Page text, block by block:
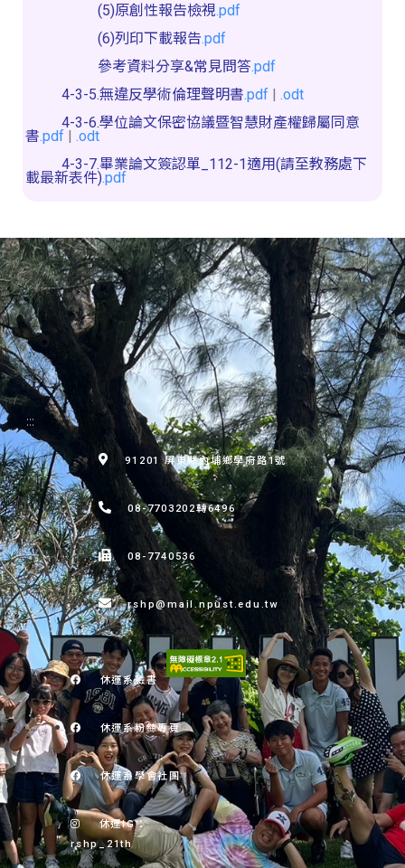
(5)原創性報告檢視.pdf
(6)列印下載報告.pdf
參考資料分享&常見問答.pdf
4-3-5.無違反學術倫理聲明書.pdf | .odt
4-3-6.學位論文保密協議暨智慧財產權歸屬同意
書.pdf | .odt
4-3-7.畢業論文簽認單_112-1適用(請至教務處下
載最新表件).pdf
:::
91201 屏東縣內埔鄉學府路1號
08-7703202轉6496
08-7740536
rshp@mail.npust.edu.tw
休運系臉書
休運系粉絲專頁
休運系學會社團
休運IG：
rshp_21th